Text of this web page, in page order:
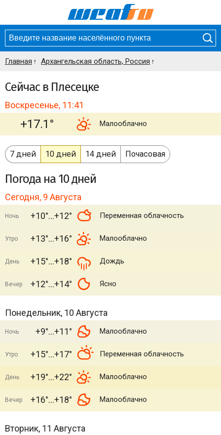
Главная Архангельская область, Россия
Сейчас в Плесецке
Воскресенье, 11:41
+17.1° Малооблачно
7 дней 10 дней 14 дней Почасовая
Погода на 10 дней
Сегодня, 9 Августа
Ночь +10° +12° Переменная облачность
Утро +13° +16° Малооблачно
День +15° +18° Дождь
Вечер +12° +14° Ясно
Понедельник, 10 Августа
Ночь +9° +11° Малооблачно
Утро +15° +17° Переменная облачность
День +19° +22° Малооблачно
Вечер +16° +18° Малооблачно
Вторник, 11 Августа